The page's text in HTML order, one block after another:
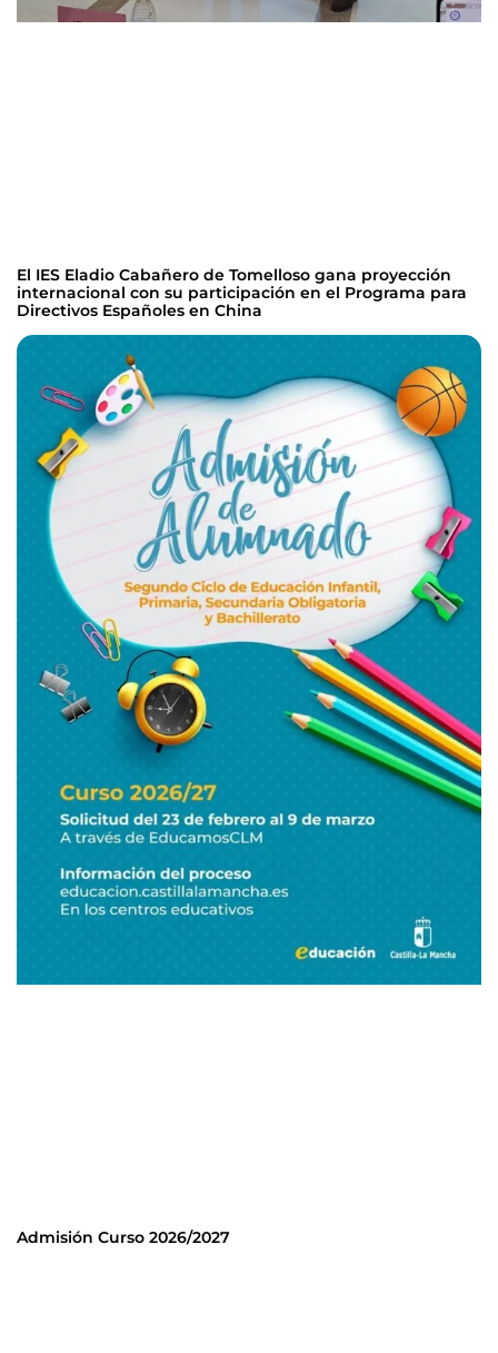
El IES Eladio Cabañero de Tomelloso gana proyección
internacional con su participación en el Programa para
Directivos Españoles en China
Admisión Curso 2026/2027